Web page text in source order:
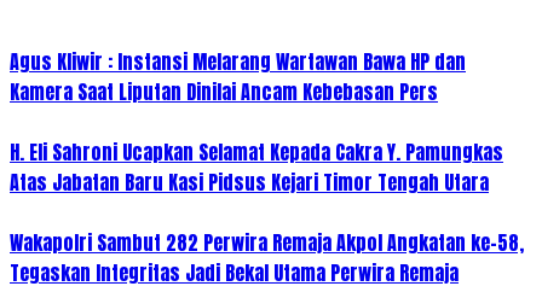
Agus Kliwir : Instansi Melarang Wartawan Bawa HP dan
Kamera Saat Liputan Dinilai Ancam Kebebasan Pers
H. Eli Sahroni Ucapkan Selamat Kepada Cakra Y. Pamungkas
Atas Jabatan Baru Kasi Pidsus Kejari Timor Tengah Utara
Wakapolri Sambut 282 Perwira Remaja Akpol Angkatan ke-58,
Tegaskan Integritas Jadi Bekal Utama Perwira Remaja